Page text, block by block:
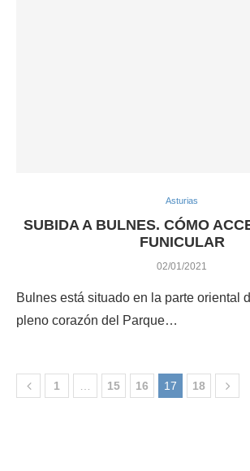
Asturias
SUBIDA A BULNES. CÓMO
FUNICULAR
02/01/2021
Bulnes está situado en la parte oriental
pleno corazón del Parque…
1 … 15 16 17 18